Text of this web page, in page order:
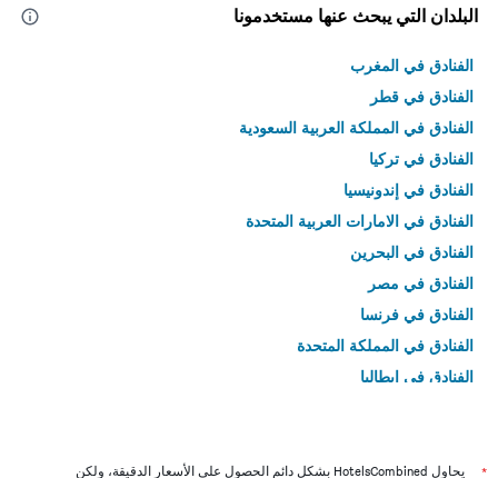
البلدان التي يبحث عنها مستخدمونا
الفنادق في المغرب
الفنادق في قطر
الفنادق في المملكة العربية السعودية
الفنادق في تركيا
الفنادق في إندونيسيا
الفنادق في الامارات العربية المتحدة
الفنادق في البحرين
الفنادق في مصر
الفنادق في فرنسا
الفنادق في المملكة المتحدة
الفنادق في إيطاليا
*
يحاول HotelsCombined بشكل دائم الحصول على الأسعار الدقيقة، ولكن